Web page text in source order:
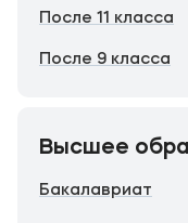
После 11 класса
После 9 класса
Высшее
Бакалавриат